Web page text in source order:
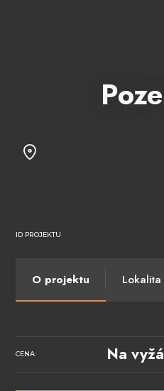
ID PROJEKTU
O projektu Lokalita
CENA Na